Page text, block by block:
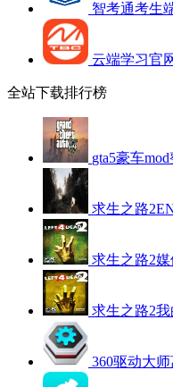
智考通考生
云端学习官
全站下载排行榜
gta5豪车
求生之路
求生之路2媒
求生之路2我
360驱动大